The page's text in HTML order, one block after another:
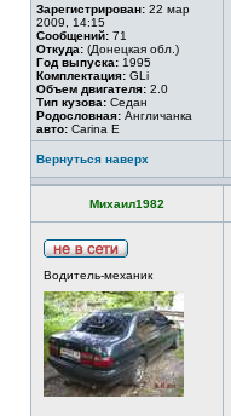
Зарегистрирован: 22 мар
2009, 14:15
Сообщений: 71
Откуда: (Донецкая обл.)
Год выпуска: 1995
Комплектация: GLi
Объем двигателя: 2.0
Тип кузова: Седан
Родословная: Англичанка
авто: Carina E
Вернуться наверх
Михаил1982
Водитель-механик